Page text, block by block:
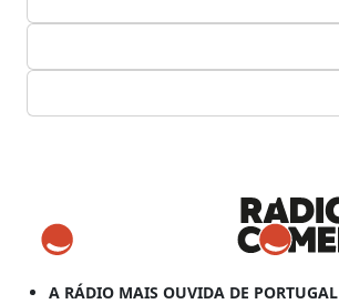
A RÁDIO MAIS OUVIDA DE PORTUGAL